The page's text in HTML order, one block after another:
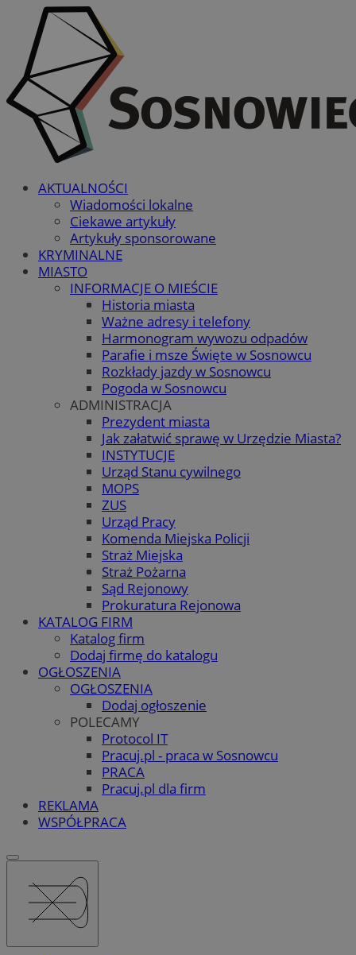
AKTUALNOŚCI
Wiadomości lokalne
Ciekawe artykuły
Artykuły sponsorowane
KRYMINALNE
MIASTO
INFORMACJE O MIEŚCIE
Historia miasta
Ważne adresy i telefony
Harmonogram wywozu odpadów
Parafie i msze Święte w Sosnowcu
Rozkłady jazdy w Sosnowcu
Pogoda w Sosnowcu
ADMINISTRACJA
Prezydent miasta
Jak załatwić sprawę w Urzędzie Miasta?
INSTYTUCJE
Urząd Stanu cywilnego
MOPS
ZUS
Urząd Pracy
Komenda Miejska Policji
Straż Miejska
Straż Pożarna
Sąd Rejonowy
Prokuratura Rejonowa
KATALOG FIRM
Katalog firm
Dodaj firmę do katalogu
OGŁOSZENIA
OGŁOSZENIA
Dodaj ogłoszenie
POLECAMY
Protocol IT
Pracuj.pl - praca w Sosnowcu
PRACA
Pracuj.pl dla firm
REKLAMA
WSPÓŁPRACA